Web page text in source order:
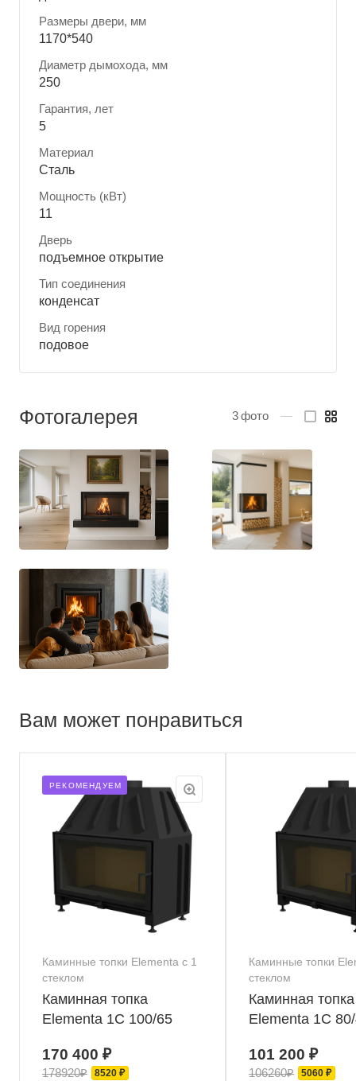
Размеры двери, мм
1170*540
Диаметр дымохода, мм
250
Гарантия, лет
5
Материал
Сталь
Мощность (кВт)
11
Дверь
подъемное открытие
Тип соединения
конденсат
Вид горения
подовое
Фотогалерея 3фото —
Вам может понравиться
РЕКОМЕНДУЕМ
Каминные топки Elementa с 1
стеклом
Каминная топка
Elementa 1С 100/65
170 400 ₽
178920₽ 8520 ₽
Каминные топки
стеклом
Каминная топка
Elementa 1С
101 200 ₽
106260₽ 5060 ₽